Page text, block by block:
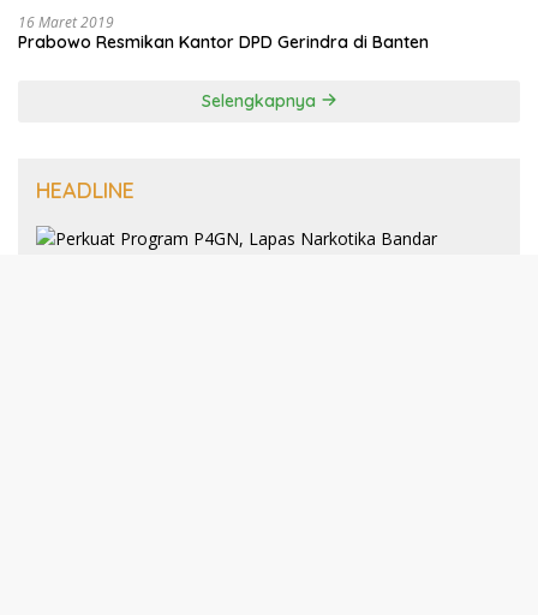
16 Maret 2019
Prabowo Resmikan Kantor DPD Gerindra di Banten
Selengkapnya
HEADLINE